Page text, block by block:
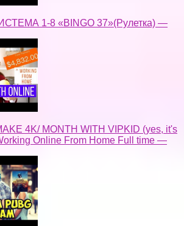
1-8 «BINGO 37»(Рулетка) —
4K/ MONTH WITH VIPKID (yes, it's
Online From Home Full time —